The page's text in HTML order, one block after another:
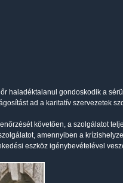
haladéktalanul gondoskodik a
ad a karitatív szervezetek
követően, a szolgálatot
amennyiben a
eszköz igénybevételével